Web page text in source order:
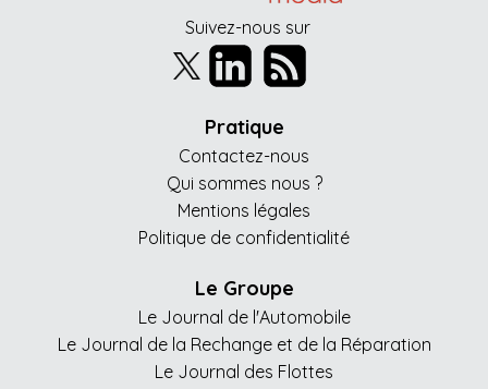
Suivez-nous sur
Pratique
Contactez-nous
Qui sommes nous ?
Mentions légales
Politique de confidentialité
Le Groupe
Le Journal de l'Automobile
Le Journal de la Rechange et de la Réparation
Le Journal des Flottes